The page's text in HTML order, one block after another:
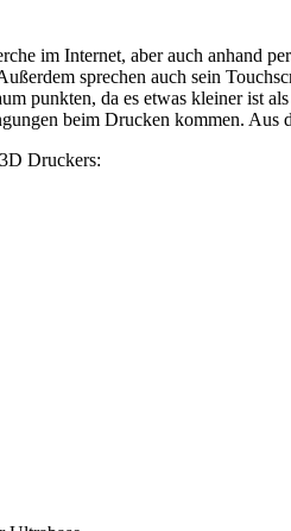
im Internet, aber auch anhand
sprechen auch sein
da es etwas kleiner ist als
beim Drucken kommen.
Druckers: